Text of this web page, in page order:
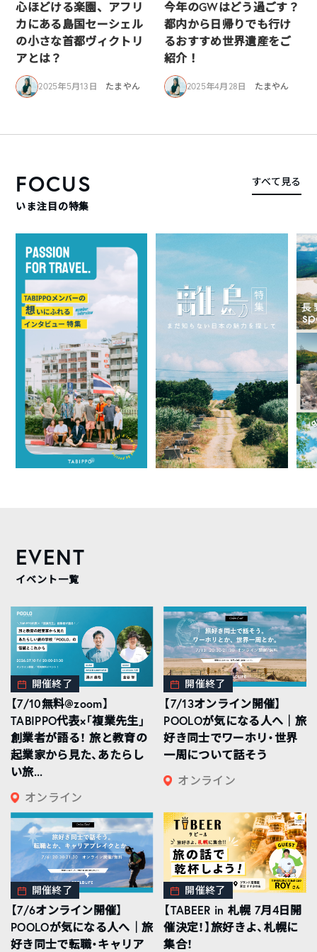
心ほどける楽園、アフリ
カにある島国セーシェル
の小さな首都ヴィクトリ
アとは？
2025年5月13日 たまやん
今年のGWはどう過ごす？
都内から日帰りでも行け
るおすすめ世界遺産をご
紹介！
2025年4月28日 たまやん
FOCUS
いま注目の特集
すべて見る
EVENT
イベント一覧
開催終了
【7/10無料@zoom】
TABIPPO代表×「複業先生」
創業者が語る！ 旅と教育の
起業家から見た、あたらし
い旅...
オンライン
開催終了
【7/13オンライン開催】
POOLOが気になる人へ｜旅
好き同士でワーホリ・世界
一周について話そう
オンライン
開催終了
【7/6オンライン開催】
POOLOが気になる人へ｜旅
好き同士で転職・キャリア
開催終了
【TABEER in 札幌 7月4日開
催決定！】旅好きよ、札幌に
集合！